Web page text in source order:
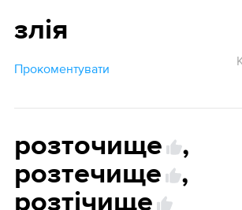
злія
Прокоментувати
розточище
,
розтечище
,
розтічище